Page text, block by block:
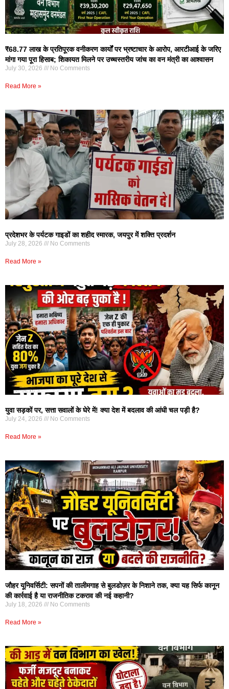
₹68.77 लाख के प्रतिपूरक वनीकरण कार्यों पर भ्रष्टाचार के आरोप, आरटीआई के जरिए
मांगा गया पूरा हिसाब; शिकायत मिलने पर उच्चस्तरीय जांच का वन मंत्री का आश्वासन
July 30, 2026 No Comments
Read More »
प्रदेशभर के पर्यटक गाइडों का शहीद स्मारक, जयपुर में शक्ति प्रदर्शन
July 28, 2026 No Comments
Read More »
युवा सड़कों पर, सत्ता सवालों के घेरे में! क्या देश में बदलाव की आंधी चल पड़ी है?
July 24, 2026 No Comments
Read More »
जौहर यूनिवर्सिटी: सपनों की तालीमगाह से बुलडोज़र के निशाने तक, क्या यह सिर्फ कानून
की कार्रवाई है या राजनीतिक टकराव की नई कहानी?
July 18, 2026 No Comments
Read More »